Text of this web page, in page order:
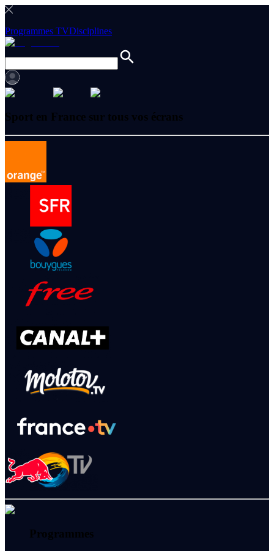
Programmes TVDisciplines
Sport en France sur tous vos écrans
Programmes